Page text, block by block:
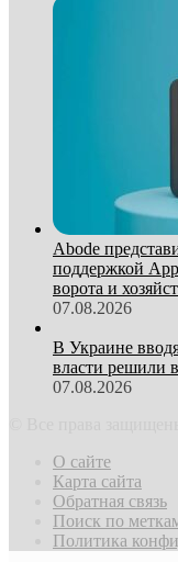
Abode
поддержкой
ворота и
07.08.2026
В Украине
власти решили
07.08.2026
О сайте
Карта сайта
Обратная связь
Поиск по
Политика